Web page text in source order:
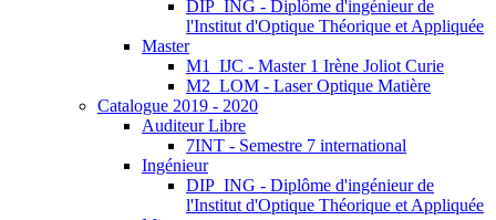
DIP_ING - Diplôme d'ingénieur de
l'Institut d'Optique Théorique et Appliquée
Master
M1_IJC - Master 1 Irène Joliot Curie
M2_LOM - Laser Optique Matière
Catalogue 2019 - 2020
Auditeur Libre
7INT - Semestre 7 international
Ingénieur
DIP_ING - Diplôme d'ingénieur de
l'Institut d'Optique Théorique et Appliquée